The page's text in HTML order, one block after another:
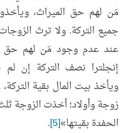
مَن لهم حق الميراث،
جميع التركة. ولا ترث
عند عدم وجود مَن لهم حق
إنجلترا نصف التركة إن
ويأخذ بيت المال بقية
زوجة وأولاد؛ أخذت الزوجة ثلث
الحفدة بقيتها»[5]
.